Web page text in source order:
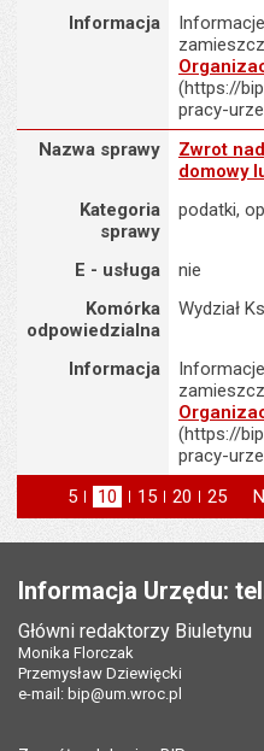
Informacja
(https://
pracy-
Nazwa sprawy : Zwrot
Nazwa sprawy
Zwrot
domowy
Kategoria
sprawy
podatki,
E - usługa
nie
Komórka
odpowiedzialna
Wydział
Informacja
(https://
pracy-
5 elementów na stronie
10 elementów
na stronie
15 elementów
na stronie
20
na
25
na
Informacja Urzędu:
Główni redaktorzy Biuletynu
Monika Florczak
Przemysław Dziewięcki
e-mail: bip@um.wroc.pl